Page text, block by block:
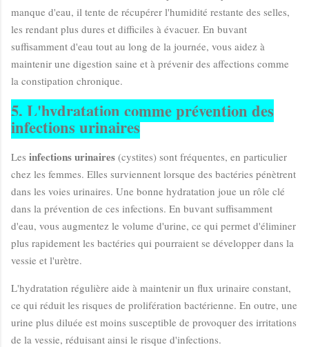
manque d'eau, il tente de récupérer l'humidité restante des selles,
les rendant plus dures et difficiles à évacuer. En buvant
suffisamment d'eau tout au long de la journée, vous aidez à
maintenir une digestion saine et à prévenir des affections comme
la constipation chronique.
5. L'hydratation comme prévention des
infections urinaires
Les infections urinaires (cystites) sont fréquentes, en particulier
chez les femmes. Elles surviennent lorsque des bactéries pénètrent
dans les voies urinaires. Une bonne hydratation joue un rôle clé
dans la prévention de ces infections. En buvant suffisamment
d'eau, vous augmentez le volume d'urine, ce qui permet d'éliminer
plus rapidement les bactéries qui pourraient se développer dans la
vessie et l'urètre.
L'hydratation régulière aide à maintenir un flux urinaire constant,
ce qui réduit les risques de prolifération bactérienne. En outre, une
urine plus diluée est moins susceptible de provoquer des irritations
de la vessie, réduisant ainsi le risque d'infections.